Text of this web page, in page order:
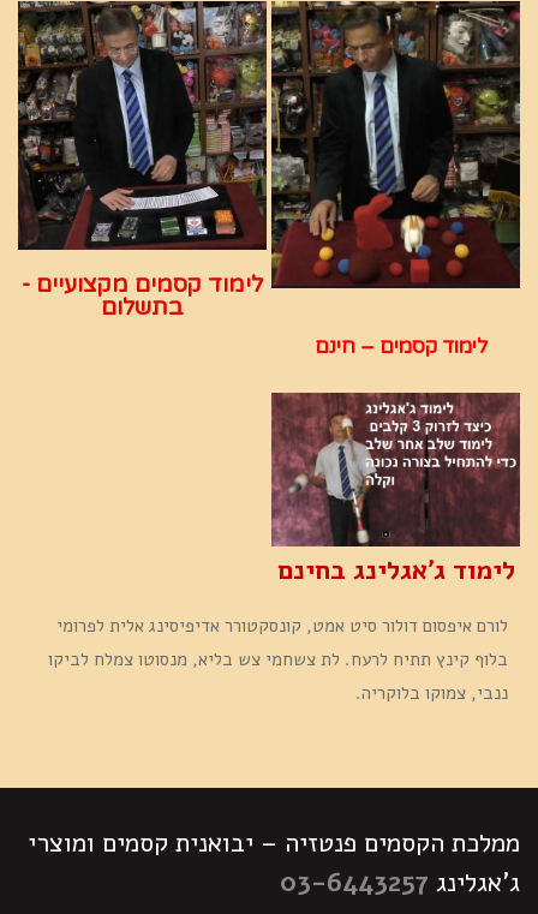
לימוד קסמים – חינם
לימוד קסמים מקצועיים -
בתשלום
לימוד ג'אגלינג בחינם
לורם איפסום דולור סיט אמט, קונסקטורר אדיפיסינג אלית לפרומי
בלוף קינץ תתיח לרעח. לת צשחמי צש בליא, מנסוטו צמלח לביקו
ננבי, צמוקו בלוקריה.
ממלכת הקסמים פנטזיה – יבואנית קסמים ומוצרי
ג'אגלינג 03-6443257